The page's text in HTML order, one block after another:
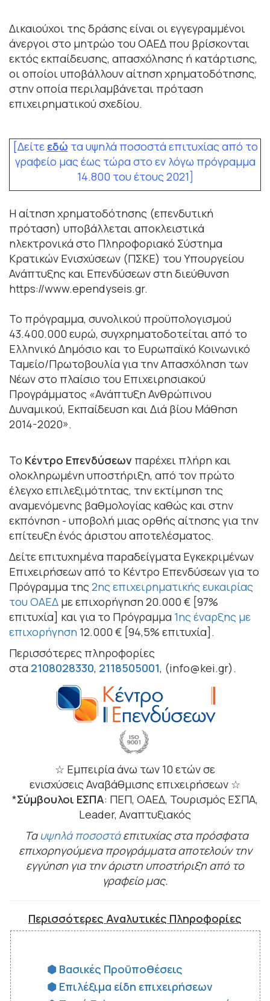
Δικαιούχοι της δράσης είναι οι εγγεγραμμένοι
άνεργοι στο μητρώο του ΟΑΕΔ που βρίσκονται
εκτός εκπαίδευσης, απασχόλησης ή κατάρτισης,
οι οποίοι υποβάλλουν αίτηση χρηματοδότησης,
στην οποία περιλαμβάνεται πρόταση
επιχειρηματικού σχεδίου.
[Δείτε εδώ τα υψηλά ποσοστά επιτυχίαςαπό το
γραφείο μας έως τώρα στο εν λόγω πρόγραμμα
14.800 του έτους 2021]
Η αίτηση χρηματοδότησης (επενδυτική
πρόταση) υποβάλλεται αποκλειστικά
ηλεκτρονικά στο Πληροφοριακό Σύστημα
Κρατικών Ενισχύσεων (ΠΣΚΕ) του Υπουργείου
Ανάπτυξης και Επενδύσεων στη διεύθυνση
https://www.ependyseis.gr.
Το πρόγραμμα, συνολικού προϋπολογισμού
43.400.000 ευρώ, συγχρηματοδοτείται από το
Ελληνικό Δημόσιο και το Ευρωπαϊκό Κοινωνικό
Ταμείο/Πρωτοβουλία για την Απασχόληση των
Νέων στο πλαίσιο του Επιχειρησιακού
Προγράμματος «Ανάπτυξη Ανθρώπινου
Δυναμικού, Εκπαίδευση και Διά βίου Μάθηση
2014-2020».
Το Κέντρο Επενδύσεων παρέχει πλήρη και
ολοκληρωμένη υποστήριξη, από τον πρώτο
έλεγχο επιλεξιμότητας, την εκτίμηση της
αναμενόμενης βαθμολογίας καθώς και στην
εκπόνηση - υποβολή μιας ορθής αίτησης για την
επίτευξη ένός άριστου αποτελέσματος.
Δείτε επιτυχημένα παραδείγματα Εγκεκριμένων
Επιχειρήσεων από το Κέντρο Επενδύσεων για το
Πρόγραμμα της2ης επιχειρηματικής ευκαιρίας
του ΟΑΕΔ με επιχορήγηση 20.000 € [97%
επιτυχία] και για το Πρόγραμμα 1ης έναρξης με
επιχορήγηση 12.000 € [94,5% επιτυχία].
Περισσότερες πληροφορίες
στα 2108028330, 2118505001, (info@kei.gr).
☆ Εμπειρία άνω των 10 ετών σε
ενισχύσεις Αναβάθμισης επιχειρήσεων ☆
*Σύμβουλοι ΕΣΠΑ: ΠΕΠ, ΟΑΕΔ, Τουρισμός ΕΣΠΑ,
Leader, Αναπτυξιακός
Τα υψηλά ποσοστάεπιτυχίας στα πρόσφατα
επιχορηγούμενα προγράμματα αποτελούν την
εγγύηση για την άριστη υποστήριξη από το
γραφείο μας.
Περισσότερες Αναλυτικές Πληροφορίες
⬢ Βασικές Προϋποθέσεις
⬢ Επιλέξιμα είδη επιχειρήσεων